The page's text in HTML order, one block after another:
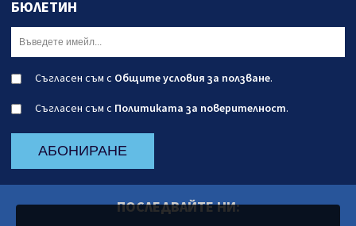
БЮЛЕТИН
Съгласен съм с Общите условия за ползване.
Съгласен съм с Политиката за поверителност.
АБОНИРАНЕ
ПОСЛЕДВАЙТЕ НИ: